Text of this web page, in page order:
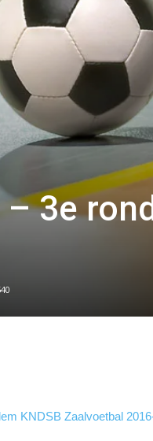
– 3e
KNDSB Zaalvoetbal